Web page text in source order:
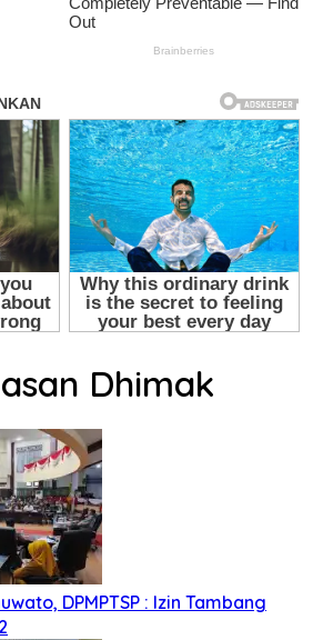
Dhimak
DPMPTSP : Izin Tambang